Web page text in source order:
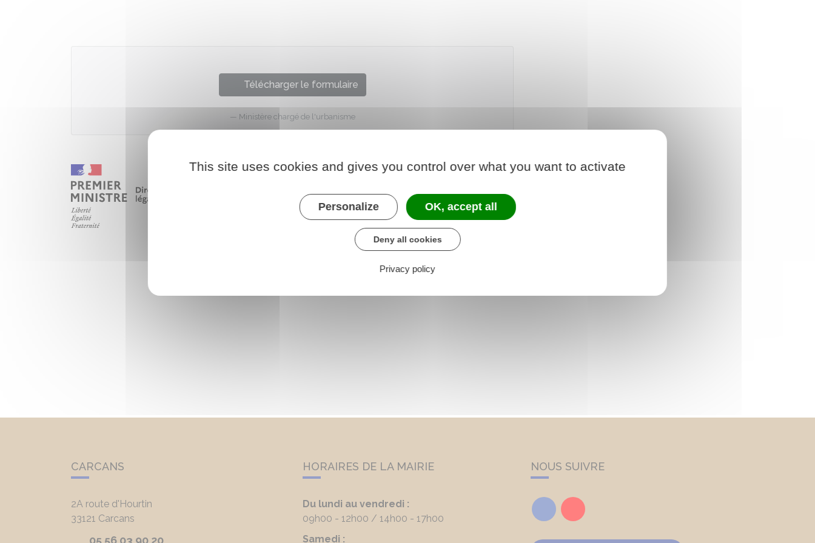
Télécharger le formulaire
Ministère chargé de l'urbanisme
CARCANS
2A route d'Hourtin
33121 Carcans
HORAIRES DE LA MAIRIE
Du lundi au vendredi :
09h00 - 12h00
14h00 - 17h00
Samedi :
NOUS SUIVRE
FacebookYoutube
This site uses cookies and gives you control over what you want to activate
Personalize OK, accept all
Deny all cookies
Privacy policy